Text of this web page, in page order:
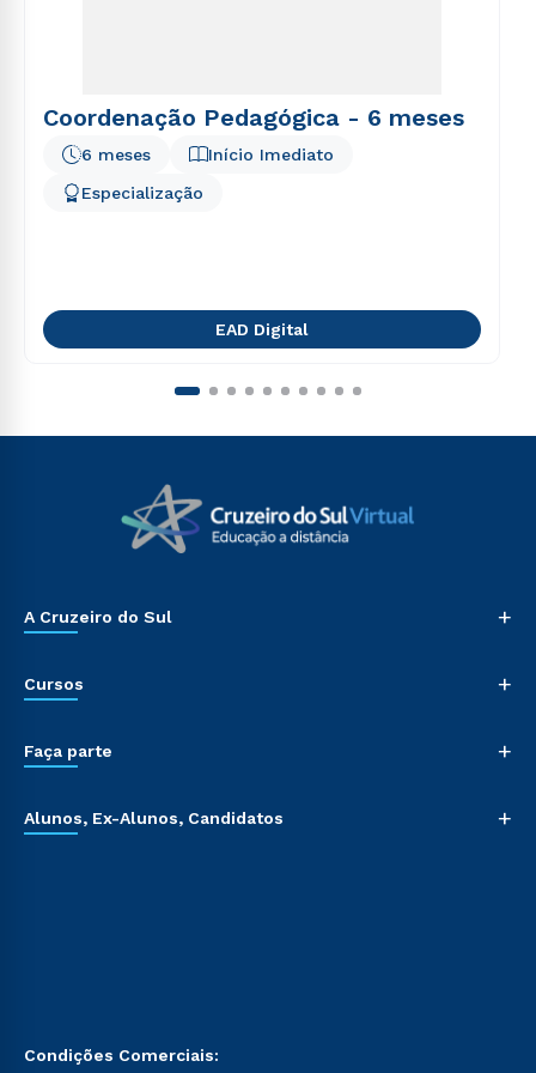
Coordenação Pedagógica - 6 meses
Início Imediato
6 meses
Especialização
EAD Digital
A Cruzeiro do Sul +
Cursos +
Faça parte +
Alunos, Ex-Alunos, Candidatos +
Condições Comerciais: